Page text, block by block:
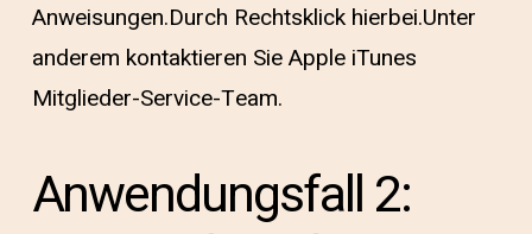
Anweisungen.Durch Rechtsklick hierbei.Unter
anderem kontaktieren Sie Apple iTunes
Mitglieder-Service-Team.
Anwendungsfall 2: